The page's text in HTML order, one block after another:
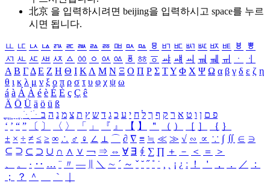
北京 을 입력하시려면 beijing을 입력하시고 space를 누르
시면 됩니다.
ㅥ ㅦ ㅧ ㅨ ㅩ ㅪ ㅫ ㅬ ㅭ ㅮ ㅯ ㅰ ㅱ ㅲ ㅳ ㅴ ㅵ ㅶ ㅷ ㅸ
ㅹ
ㅺ ㅻ ㅼ ㅽ ㅾ ㅿ ㆀ ㆁ ㆂ ㆃ ㆄ ㆅ ㆆ ㆇ ㆈ ㆉ ㆊ ㆋ ㆌ ㆍ
ㆎ
Α Β ΓΔ Ε Ζ Η Θ Ι ΚΛ Μ Ν Ξ Ο Π Ρ Σ ΤΥ Φ Χ Ψ Ω α β γ δ ε ζ η
θ ι κ λ μ ν ξ ο π ρ σ τ υ φ χ ψ ω
á à Á À é è É È ç Ç ê
Ä Ö Ü ä ö ü ß
ִֶֹ ֻּ ׁׂ פ ם ן ו ט א ר ק ף ך ל ח י ע כ ג ד ש ץ ת צ מ נ ה ב
‘ ’ “ ” 〔 〕 〈 〉 「 」 『 』 【 】 ＂ （ ） ［ ］ ｛ ｝
± × ÷ ≠ ≤ ≥ ∞ ∴ ♂ ♀ ∠ ⊥ ⌒ ∂ ∇ ≡ ≒ ≪ ≫ √ ∽ ∝ ∵ ∫ ∬ ∈ ∋
⊆ ⊇ ⊂ ⊃ ∪ ∩ ∧ ∨ ￢ ⇒ ⇔ ∀ ∃ ∮ ∑ ∏ ＋ － ＜ ＝
＞
、
。 · ‥ … ¨ 〃 ― ＼ ∼ ´ ～ ˇ ˘ ˝ ˚ ˙ ¸ ¡ ¿ ː ！ ＇ ， ． ／
：
；
？ ＾ ｀